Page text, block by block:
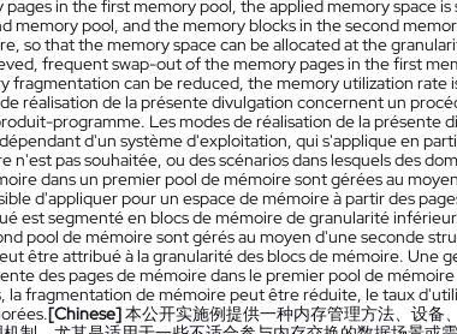
in the first memory pool, the applied memory space
memory pool, and the memory blocks in the second
so that the memory space can be allocated at the
frequent swap-out of the memory pages in the first
can be reduced, the memory utilization rate
réalisation de la présente divulgation concernent un
programme. Les modes de réalisation de la présente
d'un système d'exploitation, qui s'applique en
pas souhaitée, ou des scénarios dans lesquels des
dans un premier pool de mémoire sont gérées au
d'appliquer pour un espace de mémoire à partir des
est segmenté en blocs de mémoire de granularité
pool de mémoire sont gérés au moyen d'une seconde
être attribué à la granularité des blocs de mémoire. Une
des pages de mémoire dans le premier pool de
fragmentation de mémoire peut être réduite, le taux
[Chinese]本公开实施例提供一种内存管理方法、设备